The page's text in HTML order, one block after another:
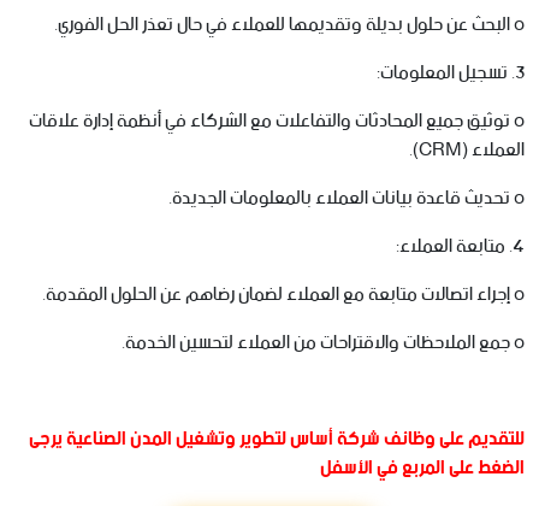
o البحث عن حلول بديلة وتقديمها للعملاء في حال تعذر الحل الفوري.
3. تسجيل المعلومات:
o توثيق جميع المحادثات والتفاعلات مع الشركاء في أنظمة إدارة علاقات
العملاء (CRM).
o تحديث قاعدة بيانات العملاء بالمعلومات الجديدة.
4. متابعة العملاء:
o إجراء اتصالات متابعة مع العملاء لضمان رضاهم عن الحلول المقدمة.
o جمع الملاحظات والاقتراحات من العملاء لتحسين الخدمة.
للتقديم على وظائف شركة أساس لتطوير وتشغيل المدن الصناعية يرجى
الضغط على المربع في الأسفل